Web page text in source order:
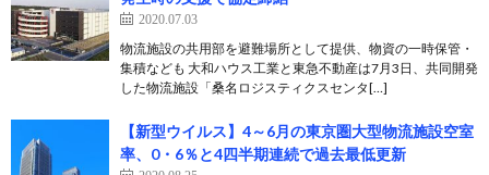
2020.07.03
物流施設の共用部を避難場所として提供、物資の一時保管・
集積なども 大和ハウス工業と東急不動産は7月3日、共同開発
した物流施設「桑名ロジスティクスセンタ[…]
【新型ウイルス】4～6月の東京圏大型物流施設空室
率、0・6％と4四半期連続で過去最低更新